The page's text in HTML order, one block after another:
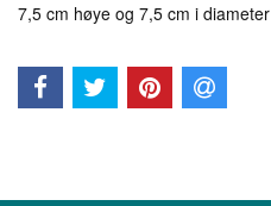
7,5 cm høye og 7,5 cm i diameter